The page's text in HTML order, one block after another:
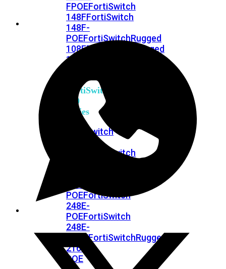
FPOEFortiSwitch
148FFortiSwitch
148F-
POEFortiSwitchRugged
108FFortiSwitchRugged
112F-
FortiSwitch
200
Series
FortiSwitch
FortiSwitch
POEFortiSwitch
248E-
POEFortiSwitch
248E-
FPOEFortiSwitchRugged
216F-
POE